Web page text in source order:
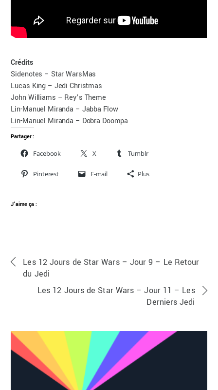
Crédits
Sidenotes – Star WarsMas
Lucas King – Jedi Christmas
John Williams – Rey’s Theme
Lin-Manuel Miranda – Jabba Flow
Lin-Manuel Miranda – Dobra Doompa
Partager :
Facebook X Tumblr
Pinterest E-mail Plus
J’aime ça :
Les 12 Jours de Star Wars – Jour 9 – Le Retour
du Jedi
Les 12 Jours de Star Wars – Jour 11 – Les
Derniers Jedi